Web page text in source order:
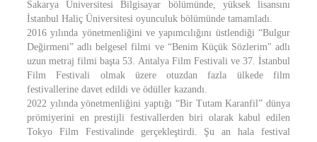
Sakarya Üniversitesi Bilgisayar bölümünde, yüksek lisansını
İstanbul Haliç Üniversitesi oyunculuk bölümünde tamamladı.
2016 yılında yönetmenliğini ve yapımcılığını üstlendiği “Bulgur
Değirmeni” adlı belgesel filmi ve “Benim Küçük Sözlerim" adlı
uzun metraj filmi başta 53. Antalya Film Festivali ve 37. İstanbul
Film Festivali olmak üzere otuzdan fazla ülkede film
festivallerine davet edildi ve ödüller kazandı.
2022 yılında yönetmenliğini yaptığı “Bir Tutam Karanfil” dünya
prömiyerini en prestijli festivallerden biri olarak kabul edilen
Tokyo Film Festivalinde gerçekleştirdi. Şu an hala festival